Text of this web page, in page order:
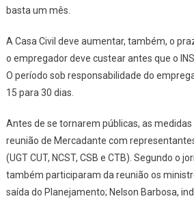
basta um mês.
A Casa Civil deve aumentar, também, o
o empregador deve custear antes que o
O período sob responsabilidade do
15 para 30 dias.
Antes de se tornarem públicas, as
reunião de Mercadante com
(UGT CUT, NCST, CSB e CTB). Segundo o
também participaram da reunião os
saída do Planejamento; Nelson Barbosa,